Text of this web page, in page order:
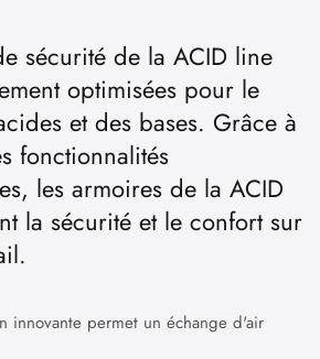
sécurité de la ACID line
optimisées pour le
et des bases. Grâce à
fonctionnalités
les armoires de la ACID
la sécurité et le confort sur
innovante permet un échange d'air